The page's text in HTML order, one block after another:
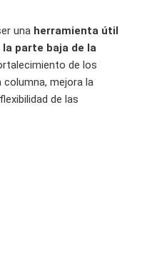
una herramienta útil
parte baja de la
de los
mejora la
de las